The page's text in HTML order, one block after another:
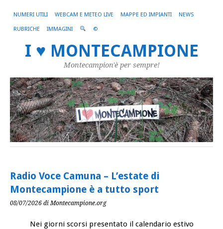
NUMERI UTILI WEBCAM E METEO LIVE MAPPE ED IMPIANTI NEWS
RUBRICHE IMMAGINI ©
I ♥ MONTECAMPIONE
Montecampion'è per sempre!
Radio Voce Camuna – L’estate di
Montecampione è a tutto sport
08/07/2026 di Montecampione.org
Nei giorni scorsi presentato il calendario estivo